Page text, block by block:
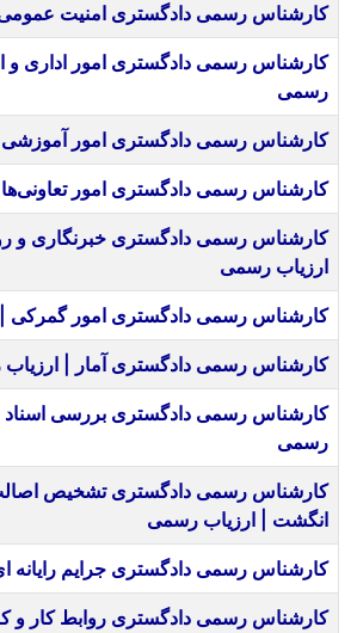
کارشناس رسمی دادگستری امنیت
کارشناس رسمی دادگستری امور اداری و
رسمی
کارشناس رسمی دادگستری امور
کارشناس رسمی دادگستری امور
کارشناس رسمی دادگستری خبرنگاری و
ارزیاب رسمی
کارشناس رسمی دادگستری امور گمرکی
کارشناس رسمی دادگستری آمار |
کارشناس رسمی دادگستری بررسی اسناد
رسمی
کارشناس رسمی دادگستری تشخیص
انگشت | ارزیاب رسمی
کارشناس رسمی دادگستری جرایم رایانه‌
کارشناس رسمی دادگستری روابط کار و